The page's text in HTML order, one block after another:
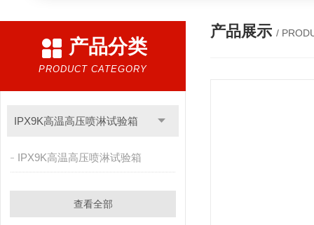
产品分类
PRODUCT CATEGORY
IPX9K高温高压喷淋试验箱
IPX9K高温高压喷淋试验箱
查看全部
产品展示 /